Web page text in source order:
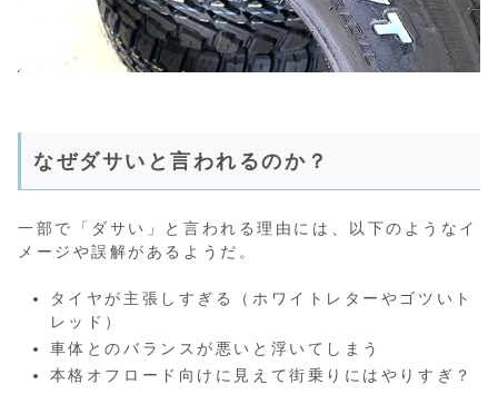
なぜダサいと言われるのか？
一部で「ダサい」と言われる理由には、以下のようなイ
メージや誤解があるようだ。
タイヤが主張しすぎる（ホワイトレターやゴツいト
レッド）
車体とのバランスが悪いと浮いてしまう
本格オフロード向けに見えて街乗りにはやりすぎ？